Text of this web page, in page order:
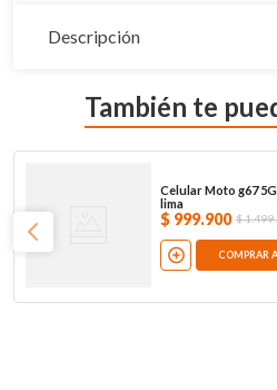
Descripción
También te
Celular Moto g67 5G,
lima
$ 999.900 $1.499.
COMPRAR